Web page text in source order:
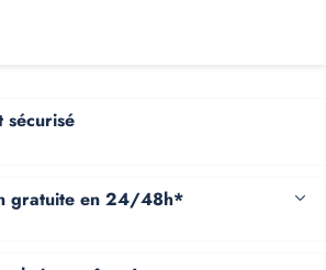
sécurisé
gratuite en 24/48h*